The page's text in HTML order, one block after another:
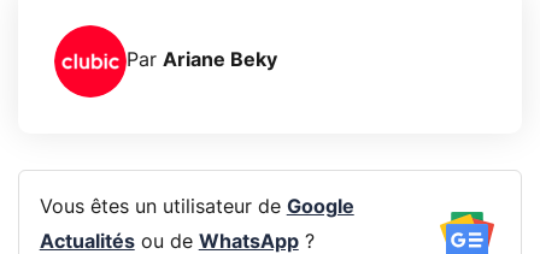
Par Ariane Beky
Vous êtes un utilisateur de Google
Actualitésou de WhatsApp?